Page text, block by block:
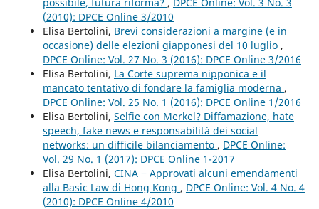
(2010): DPCE Online 3/2010
Elisa Bertolini, Brevi considerazioni a margine (e in
occasione) delle elezioni giapponesi del 10 luglio ,
DPCE Online: Vol. 27 No. 3 (2016): DPCE Online 3/2016
Elisa Bertolini, La Corte suprema nipponica e il
mancato tentativo di fondare la famiglia moderna ,
DPCE Online: Vol. 25 No. 1 (2016): DPCE Online 1/2016
Elisa Bertolini, Selfie con Merkel? Diffamazione, hate
speech, fake news e responsabilità dei social
networks: un difficile bilanciamento , DPCE Online:
Vol. 29 No. 1 (2017): DPCE Online 1-2017
Elisa Bertolini, CINA ‒ Approvati alcuni emendamenti
alla Basic Law di Hong Kong , DPCE Online: Vol. 4 No. 4
(2010): DPCE Online 4/2010